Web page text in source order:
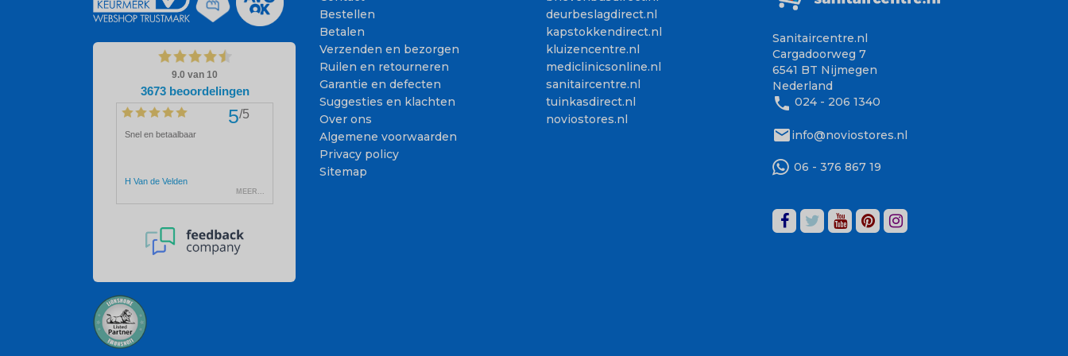
Bestellen
Betalen
Verzenden en bezorgen
Ruilen en retourneren
Garantie en defecten
Suggesties en klachten
Over ons
Algemene voorwaarden
Privacy policy
Sitemap
deurbeslagdirect.nl
kapstokkendirect.nl
kluizencentre.nl
mediclinicsonline.nl
sanitaircentre.nl
tuinkasdirect.nl
noviostores.nl
Sanitaircentre.nl
Cargadoorweg 7
6541 BT Nijmegen
Nederland
phone 024 - 206 1340
mailinfo@noviostores.nl
06 - 376 867 19